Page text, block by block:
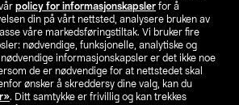
policy for informasjonskapsler for å
din på vårt nettsted, analysere bruken av
våre markedsføringstiltak. Vi bruker fire
nødvendige, funksjonelle, analytiske og
informasjonskapsler er det ikke noe
de er nødvendige for at nettstedet skal
ønsker å skreddersy dine valg, kan du
. Ditt samtykke er frivillig og kan trekkes
SE NO FI